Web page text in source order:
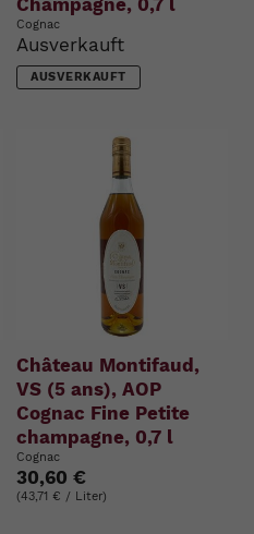
Cognac
Ausverkauft
AUSVERKAUFT
Château Montifaud,
VS (5 ans), AOP
Cognac Fine Petite
champagne, 0,7 l
Cognac
30,60 €
(43,71 € / Liter)